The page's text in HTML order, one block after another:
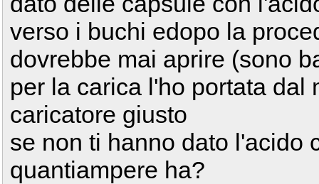
verso i buchi edopo la
dovrebbe mai aprire (sono
per la carica l'ho portata
caricatore giusto
se non ti hanno dato l'acido
quantiampere ha?